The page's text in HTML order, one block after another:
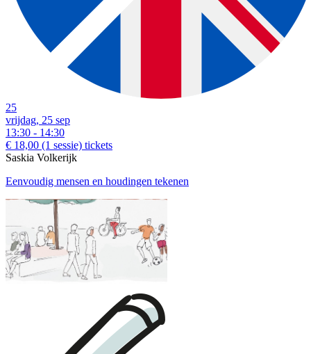
25
vrijdag, 25 sep
13:30 - 14:30
€ 18,00 (1 sessie) tickets
Saskia Volkerijk
Eenvoudig mensen en houdingen tekenen